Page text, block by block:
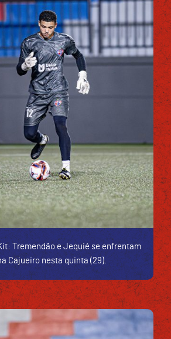
Tremendão e Jequié se enfrentam
Cajueiro nesta quinta (29).